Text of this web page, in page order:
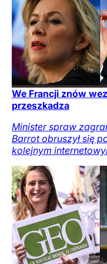
We Francji znów
przeszkadza
Minister spraw
Barrot obruszył się
kolejnym